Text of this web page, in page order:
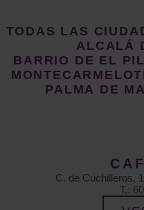
TODAS LAS
ALCALÁ
BARRIO DE EL
MONTECARMELO
PALMA DE
C. de Cuchilleros,
T.: